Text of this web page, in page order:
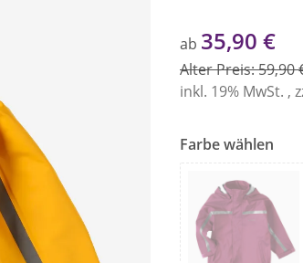
ab 35,90 €
Alter Preis: 59,90
inkl. 19% MwSt. ,
Farbe wählen